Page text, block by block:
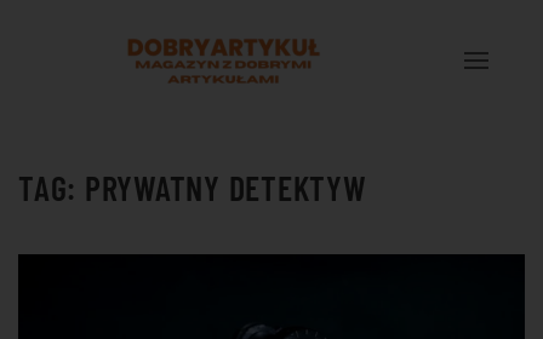
Przejdź do treści głównej
TAG: PRYWATNY DETEKTYW